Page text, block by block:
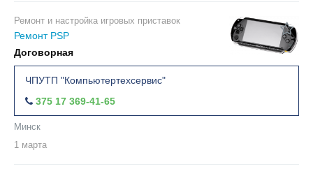
Ремонт и настройка игровых приставок
Ремонт PSP
Договорная
ЧПУТП "Компьютертехсервис"
375 17 369-41-65
Минск
1 марта